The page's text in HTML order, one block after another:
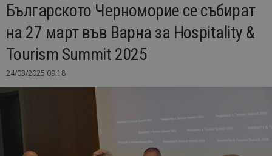
Българското Черноморие се събират
на 27 март във Варна за Hospitality &
Tourism Summit 2025
24/03/2025 09:18